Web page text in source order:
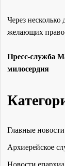
Через
желающих
Пресс-служба
милосердия
Главные новости
Архиерейское
Новости